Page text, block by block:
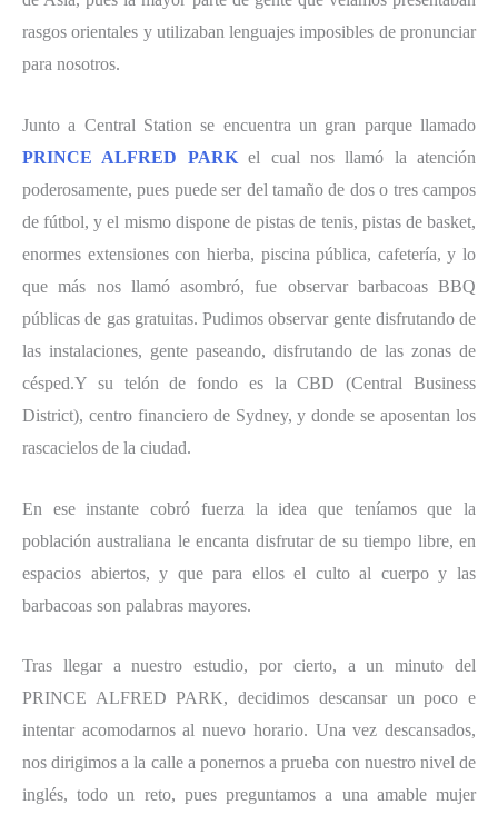
rasgos orientales y utilizaban lenguajes imposibles de pronunciar
para nosotros.
Junto a Central Station se encuentra un gran parque llamado
PRINCE ALFRED PARKel cual nos llamó la atención
poderosamente, pues puede ser del tamaño de dos o tres campos
de fútbol, y el mismo dispone de pistas de tenis, pistas de basket,
enormes extensiones con hierba, piscina pública, cafetería, y lo
que más nos llamó asombró, fue observar barbacoas BBQ
públicas de gas gratuitas. Pudimos observar gente disfrutando de
las instalaciones, gente paseando, disfrutando de las zonas de
césped.Y su telón de fondo es la CBD (Central Business
District), centro financiero de Sydney, y donde se aposentan los
rascacielos de la ciudad.
En ese instante cobró fuerza la idea que teníamos que la
población australiana le encanta disfrutar de su tiempo libre, en
espacios abiertos, y que para ellos el culto al cuerpo y las
barbacoas son palabras mayores.
Tras llegar a nuestro estudio, por cierto, a un minuto del
PRINCE ALFRED PARK, decidimos descansar un poco e
intentar acomodarnos al nuevo horario. Una vez descansados,
nos dirigimos a la calle a ponernos a prueba con nuestro nivel de
inglés, todo un reto, pues preguntamos a una amable mujer